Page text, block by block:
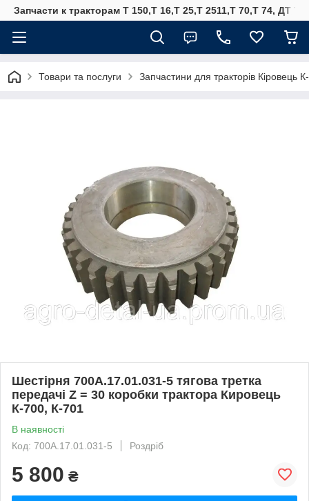
Запчасти к тракторам Т 150,Т 16,Т 25,Т 2511,Т 70,Т 74, ДТ
Товари та послуги Запчастини для тракторів Кіровець
Шестірня 700А.17.01.031-5 тягова третка
передачі Z = 30 коробки трактора Кировець
К-700, К-701
В наявності
Код: 700А.17.01.031-5
Роздріб
5 800 ₴